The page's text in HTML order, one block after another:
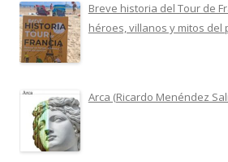
Breve historia del Tour de
héroes, villanos y mitos del
Arca (Ricardo Menéndez